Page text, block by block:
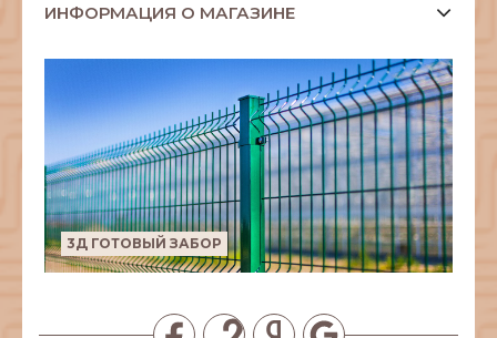
ИНФОРМАЦИЯ О МАГАЗИНЕ
3Д ГОТОВЫЙ ЗАБОР